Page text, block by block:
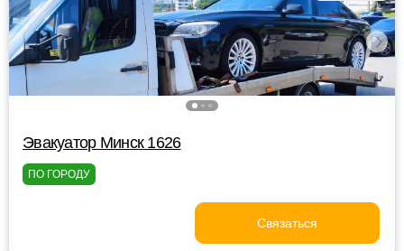
Эвакуатор Минск 1626
ПО ГОРОДУ
Связаться